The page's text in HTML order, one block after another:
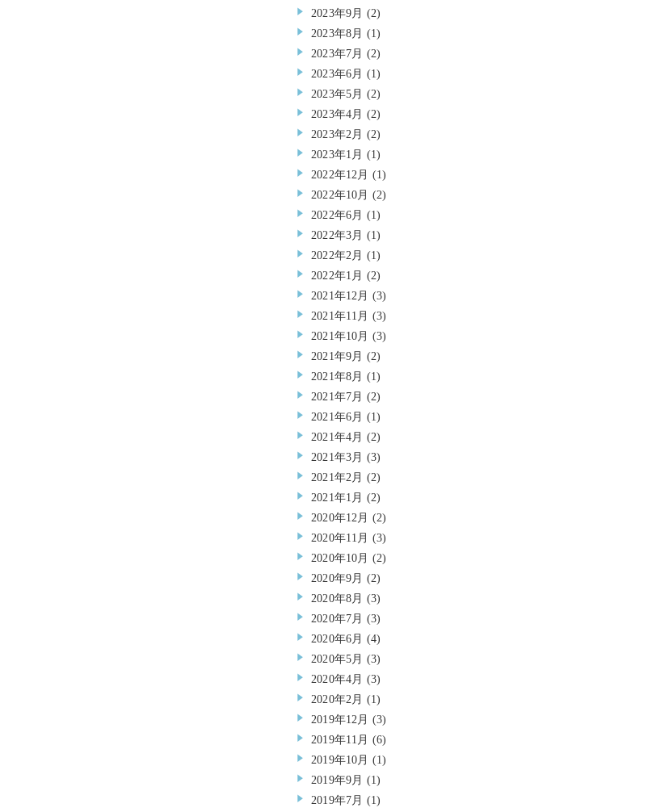
2023年9月 (2)
2023年8月 (1)
2023年7月 (2)
2023年6月 (1)
2023年5月 (2)
2023年4月 (2)
2023年2月 (2)
2023年1月 (1)
2022年12月 (1)
2022年10月 (2)
2022年6月 (1)
2022年3月 (1)
2022年2月 (1)
2022年1月 (2)
2021年12月 (3)
2021年11月 (3)
2021年10月 (3)
2021年9月 (2)
2021年8月 (1)
2021年7月 (2)
2021年6月 (1)
2021年4月 (2)
2021年3月 (3)
2021年2月 (2)
2021年1月 (2)
2020年12月 (2)
2020年11月 (3)
2020年10月 (2)
2020年9月 (2)
2020年8月 (3)
2020年7月 (3)
2020年6月 (4)
2020年5月 (3)
2020年4月 (3)
2020年2月 (1)
2019年12月 (3)
2019年11月 (6)
2019年10月 (1)
2019年9月 (1)
2019年7月 (1)